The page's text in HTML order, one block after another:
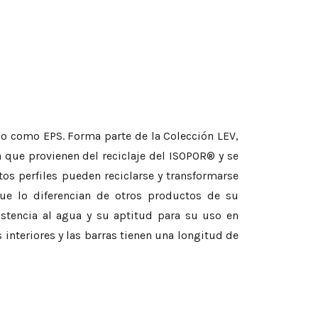
EPS. Forma parte de la Colección LEV,
provienen del reciclaje del ISOPOR® y se
perfiles pueden reciclarse y transformarse
lo diferencian de otros productos de su
al agua y su aptitud para su uso en
interiores y las barras tienen una longitud de